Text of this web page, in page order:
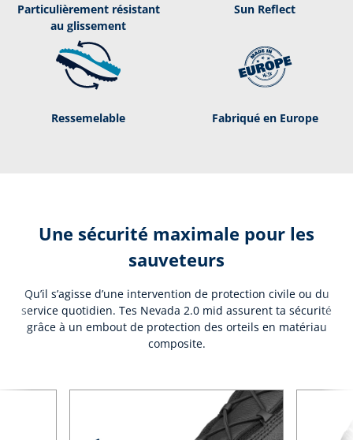
Par­ti­cu­liè­re­ment ré­sis­tant
au glis­se­ment
Sun Reflect
Ressemelable Fabriqué en Europe
Une sécurité maximale pour les
sauveteurs
Qu’il s’agisse d’une intervention de protection civile ou du
service quotidien. Tes Nevada 2.0 mid assurent ta sécurité
grâce à un embout de protection des orteils en matériau
composite.